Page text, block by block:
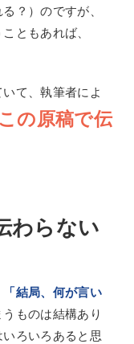
？）のですが、
ともあれば、
て、執筆者によ
この原稿で伝
わらない
「結局、何が言い
ものは結構あり
ろいろあると思